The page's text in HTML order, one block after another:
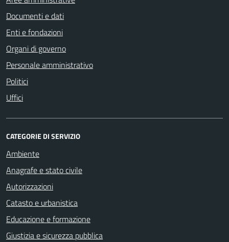
Documenti e dati
Enti e fondazioni
Organi di governo
Personale amministrativo
Politici
Uffici
CATEGORIE DI SERVIZIO
Ambiente
Anagrafe e stato civile
Autorizzazioni
Catasto e urbanistica
Educazione e formazione
Giustizia e sicurezza pubblica